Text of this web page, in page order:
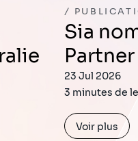
Sia nommé Advanced
23 Jul 2026
3 minutes de
Voir plus